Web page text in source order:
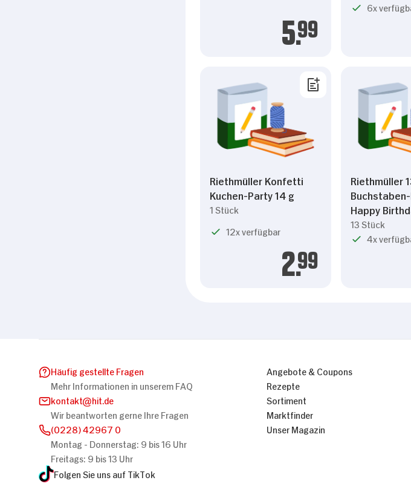
5.99
6x
Riethmüller Konfetti
Kuchen-Party 14 g
1 Stück
12x verfügbar
2.99
Riethmüller
Happy
13 Stück
4x
Häufig gestellte Fragen
Mehr Informationen in unserem FAQ
kontakt
hit.de
Wir beantworten gerne Ihre Fragen
(0228) 42967 0
Montag - Donnerstag: 9 bis 16 Uhr
Freitags: 9 bis 13 Uhr
Folgen Sie uns auf TikTok
Angebote & Coupons
Rezepte
Sortiment
Marktfinder
Unser Magazin